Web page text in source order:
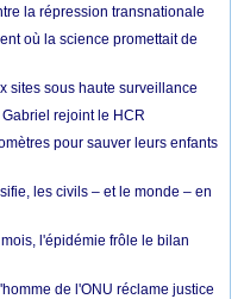
la répression transnationale
où la science promettait de
sites sous haute surveillance
rejoint le HCR
pour sauver leurs enfants
les civils – et le monde – en
l'épidémie frôle le bilan
de l'ONU réclame justice